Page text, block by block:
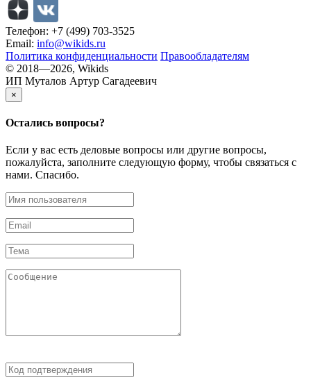
Телефон: +7 (499) 703-3525
Email: info@wikids.ru
Политика конфиденциальности Правообладателям
© 2018—2026, Wikids
ИП Муталов Артур Сагадеевич
×
Остались вопросы?
Если у вас есть деловые вопросы или другие вопросы,
пожалуйста, заполните следующую форму, чтобы связаться с
нами. Спасибо.